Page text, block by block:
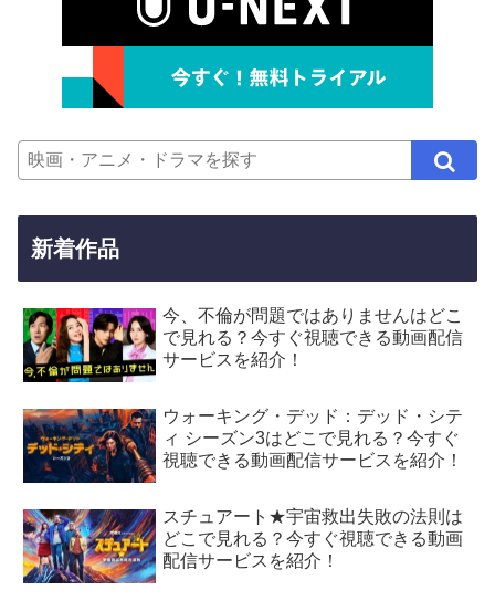
新着作品
今、不倫が問題ではありませんはどこ
で見れる？今すぐ視聴できる動画配信
サービスを紹介！
ウォーキング・デッド：デッド・シテ
ィ シーズン3はどこで見れる？今すぐ
視聴できる動画配信サービスを紹介！
スチュアート★宇宙救出失敗の法則は
どこで見れる？今すぐ視聴できる動画
配信サービスを紹介！